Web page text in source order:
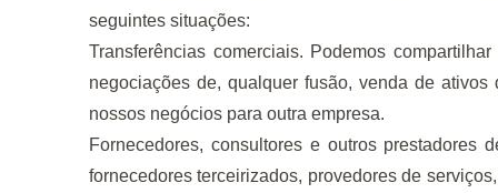
seguintes situações:
Transferências comerciais. Podemos
negociações de, qualquer fusão, venda de
nossos negócios para outra empresa.
Fornecedores, consultores e outros prestadores
fornecedores terceirizados, provedores de